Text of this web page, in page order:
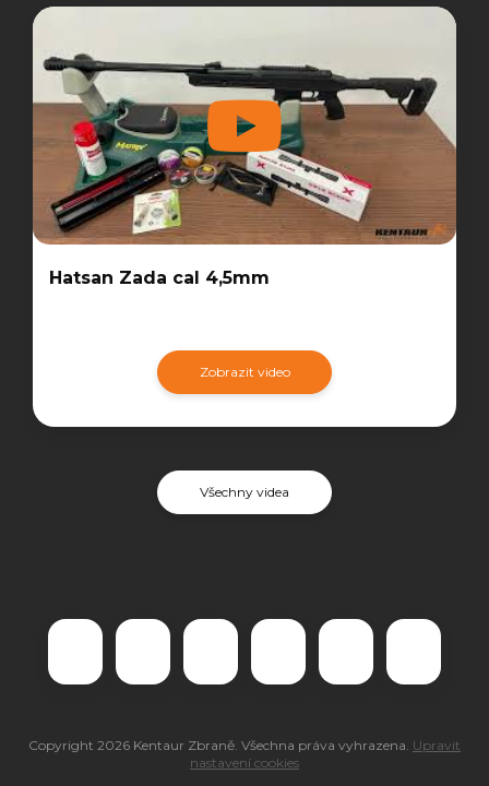
Hatsan Zada cal 4,5mm
Zobrazit video
Všechny videa
Copyright 2026 Kentaur Zbraně. Všechna práva vyhrazena. Upravit
nastavení cookies